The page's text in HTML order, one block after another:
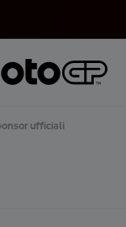
ufficiali